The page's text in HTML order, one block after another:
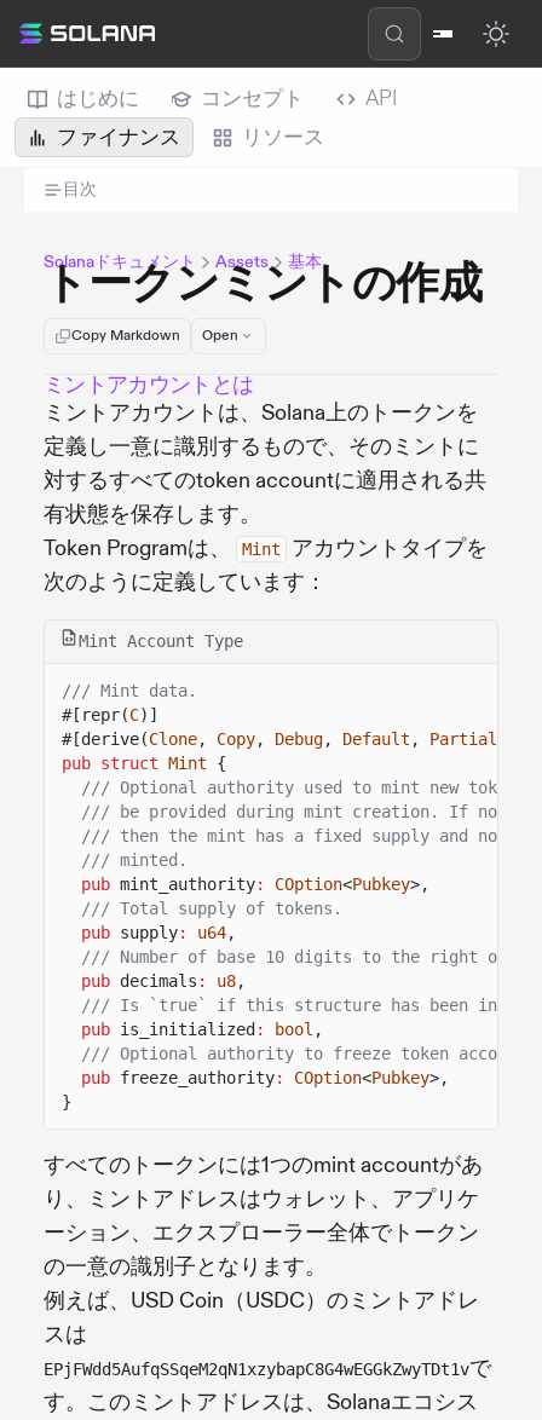
はじめに コンセプト
API
ファイナンス
リソース
目次
Solanaドキュメント Assets 基本
トークンミントの作成
Copy Markdown Open
ミントアカウントとは
ミントアカウントは、Solana上のトークンを
定義し一意に識別するもので、そのミントに
対するすべてのtoken accountに適用される共
有状態を保存します。
Token Programは、
Mint
アカウントタイプを
次のように定義しています：
Mint Account Type
/// Mint data.
#[repr(C)]
#[derive(Clone, Copy, Debug, Default , PartialEq
pub struct Mint
{
/// Optional authority used to mint new tokens.
/// be provided during mint creation. If no
/// then the mint has a fixed supply and no
/// minted.
pub mint_authority: COption<Pubkey>,
/// Total supply of tokens.
pub supply: u64,
/// Number of base 10 digits to the right of
pub decimals : u8,
/// Is `true` if this structure has been
pub is_initialized : bool ,
/// Optional authority to freeze token
pub freeze_authority: COption<Pubkey>,
}
すべてのトークンには1つのmint accountがあ
り、ミントアドレスはウォレット、アプリケ
ーション、エクスプローラー全体でトークン
の一意の識別子となります。
例えば、USD Coin（USDC）のミントアドレ
スは
EPjFWdd5AufqSSqeM2qN1xzybapC8G4wEGGkZwyTDt1vで
す。このミントアドレスは、Solanaエコシス